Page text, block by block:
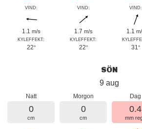
VIND:
1.1 m/s
KYLEFFEKT:
22°
VIND:
1.7 m/s
KYLEFFEKT:
22°
VIND:
1.1
31°
SÖN
9 aug
Natt
0
cm
Morgon
0
cm
Dag
0.4
mm